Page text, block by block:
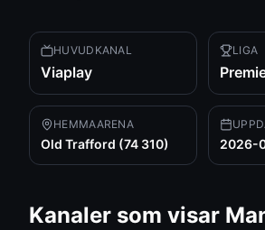
HUVUDKANAL
Viaplay
LIGA
HEMMAARENA
Old Trafford (74 310) 2026-
Kanaler som visar